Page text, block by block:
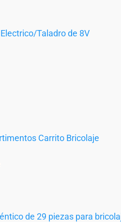
Taladro de 8V
Carrito Bricolaje
de 29 piezas para